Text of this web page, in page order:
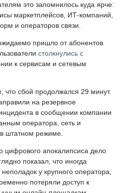
это запомнилось куда ярче:
маркетплейсов, ИТ-компаний,
и операторов связи.
пришло от абонентов
столкнулись с
к сервисам и сетевым
, что сбой продолжался 29 минут.
на резервное
в сообщении компании
оператора, сеть и
штатном режиме.
цифрового апокалипсиса дело
показал, что иногда
у крупного оператора,
потеряли доступ к